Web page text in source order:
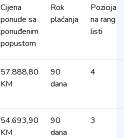
Cijena
ponude sa
ponuđenim
popustom
Rok
plaćanja
Pozicija
na rang
listi
57.888,80
KM
90
dana
4
54.693,90
KM
90
dana
3